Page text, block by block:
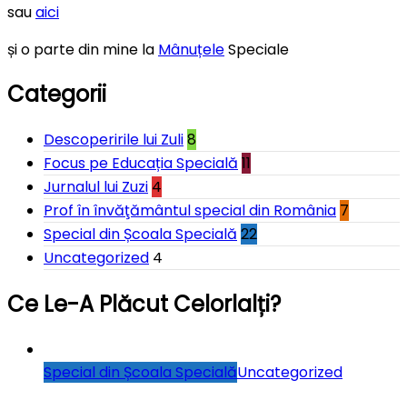
sauaici
și o parte din mine la MânuțeleSpeciale
Categorii
Descoperirile lui Zuli8
Focus pe Educația Specială 11
Jurnalul lui Zuzi 4
Prof în învăţământul special din România 7
Special din Școala Specială 22
Uncategorized 4
Ce Le-A Plăcut Celorlalți?
Special din Școala SpecialăUncategorized